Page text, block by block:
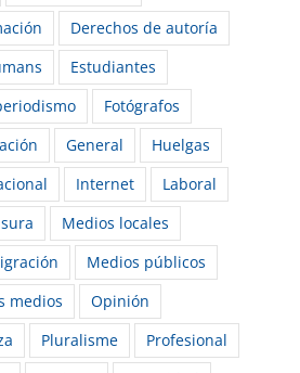
Derechos de autoría
Estudiantes
Fotógrafos
General
Huelgas
Internet
Laboral
Medios locales
Medios públicos
medios
Opinión
Pluralisme
Profesional